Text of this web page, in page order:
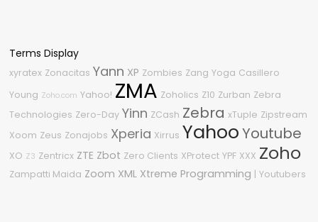
Terms Display
xyratex Zonacitas Yann XP Zombies Zang Yoga Casillero
Young Zoho.com Yahoo! ZMA Zoholics Z10 Zurban Zebra
Technologies Zero-Day Yinn ZCash Zebra xTuple Zipstream
Xoom Zeus Zonajobs Xperia Xirrus YahooYoutube
XO Z3 Zentricx ZTE Zbot Zero Clients XProtect YPF XXX Zoho
Zampatti Maida Zoom XML Xtreme Programming | Youtubers